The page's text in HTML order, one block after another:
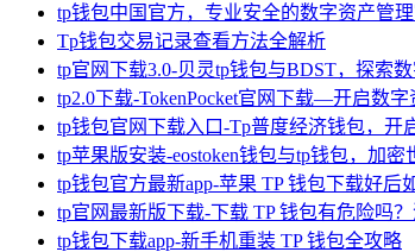
tp钱包中国官方，专业安全的数字资产管
Tp钱包交易记录查看方法全解析
tp官网下载3.0-贝灵tp钱包与BDST，探索
tp2.0下载-TokenPocket官网下载—开启数
tp钱包官网下载入口-Tp普度经济钱包，开
tp苹果版安装-eostoken钱包与tp钱包，加
tp钱包官方最新app-苹果 TP 钱包下载好后
tp官网最新版下载-下载 TP 钱包有危险吗
tp钱包下载app-新手机重装 TP 钱包全攻略